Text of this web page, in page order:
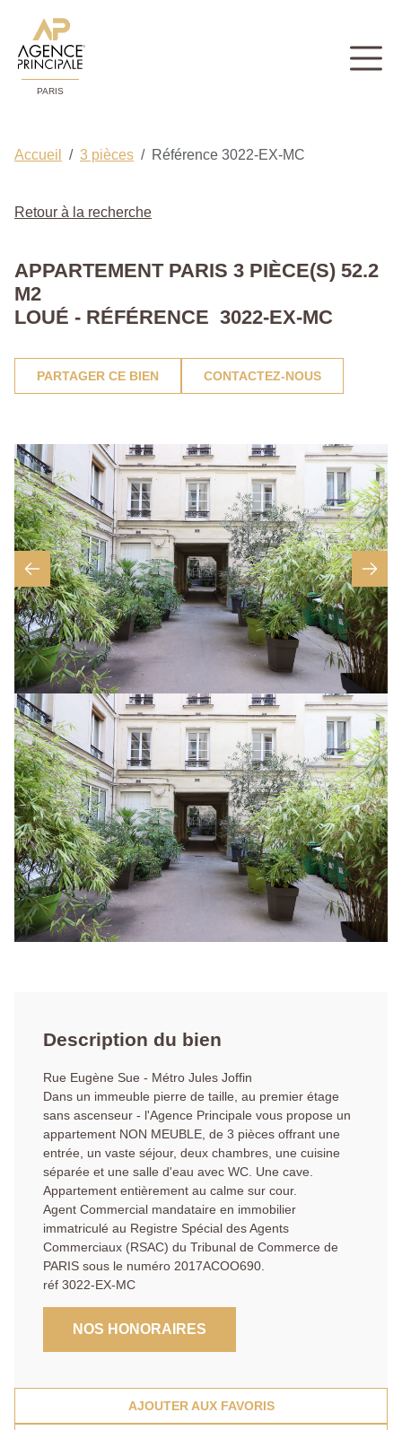
PARIS
Accueil 3 pièces Référence 3022-EX-MC
Retour à la recherche
APPARTEMENT PARIS 3 PIÈCE(S) 52.2
M2
LOUÉ - RÉFÉRENCE 3022-EX-MC
PARTAGER CE BIEN CONTACTEZ-NOUS
Description du bien
Rue Eugène Sue - Métro Jules Joffin
Dans un immeuble pierre de taille, au premier étage
sans ascenseur - l'Agence Principale vous propose un
appartement NON MEUBLE, de 3 pièces offrant une
entrée, un vaste séjour, deux chambres, une cuisine
séparée et une salle d'eau avec WC. Une cave.
Appartement entièrement au calme sur cour.
Agent Commercial mandataire en immobilier
immatriculé au Registre Spécial des Agents
Commerciaux (RSAC) du Tribunal de Commerce de
PARIS sous le numéro 2017ACOO690.
réf 3022-EX-MC
NOS HONORAIRES
AJOUTER AUX FAVORIS